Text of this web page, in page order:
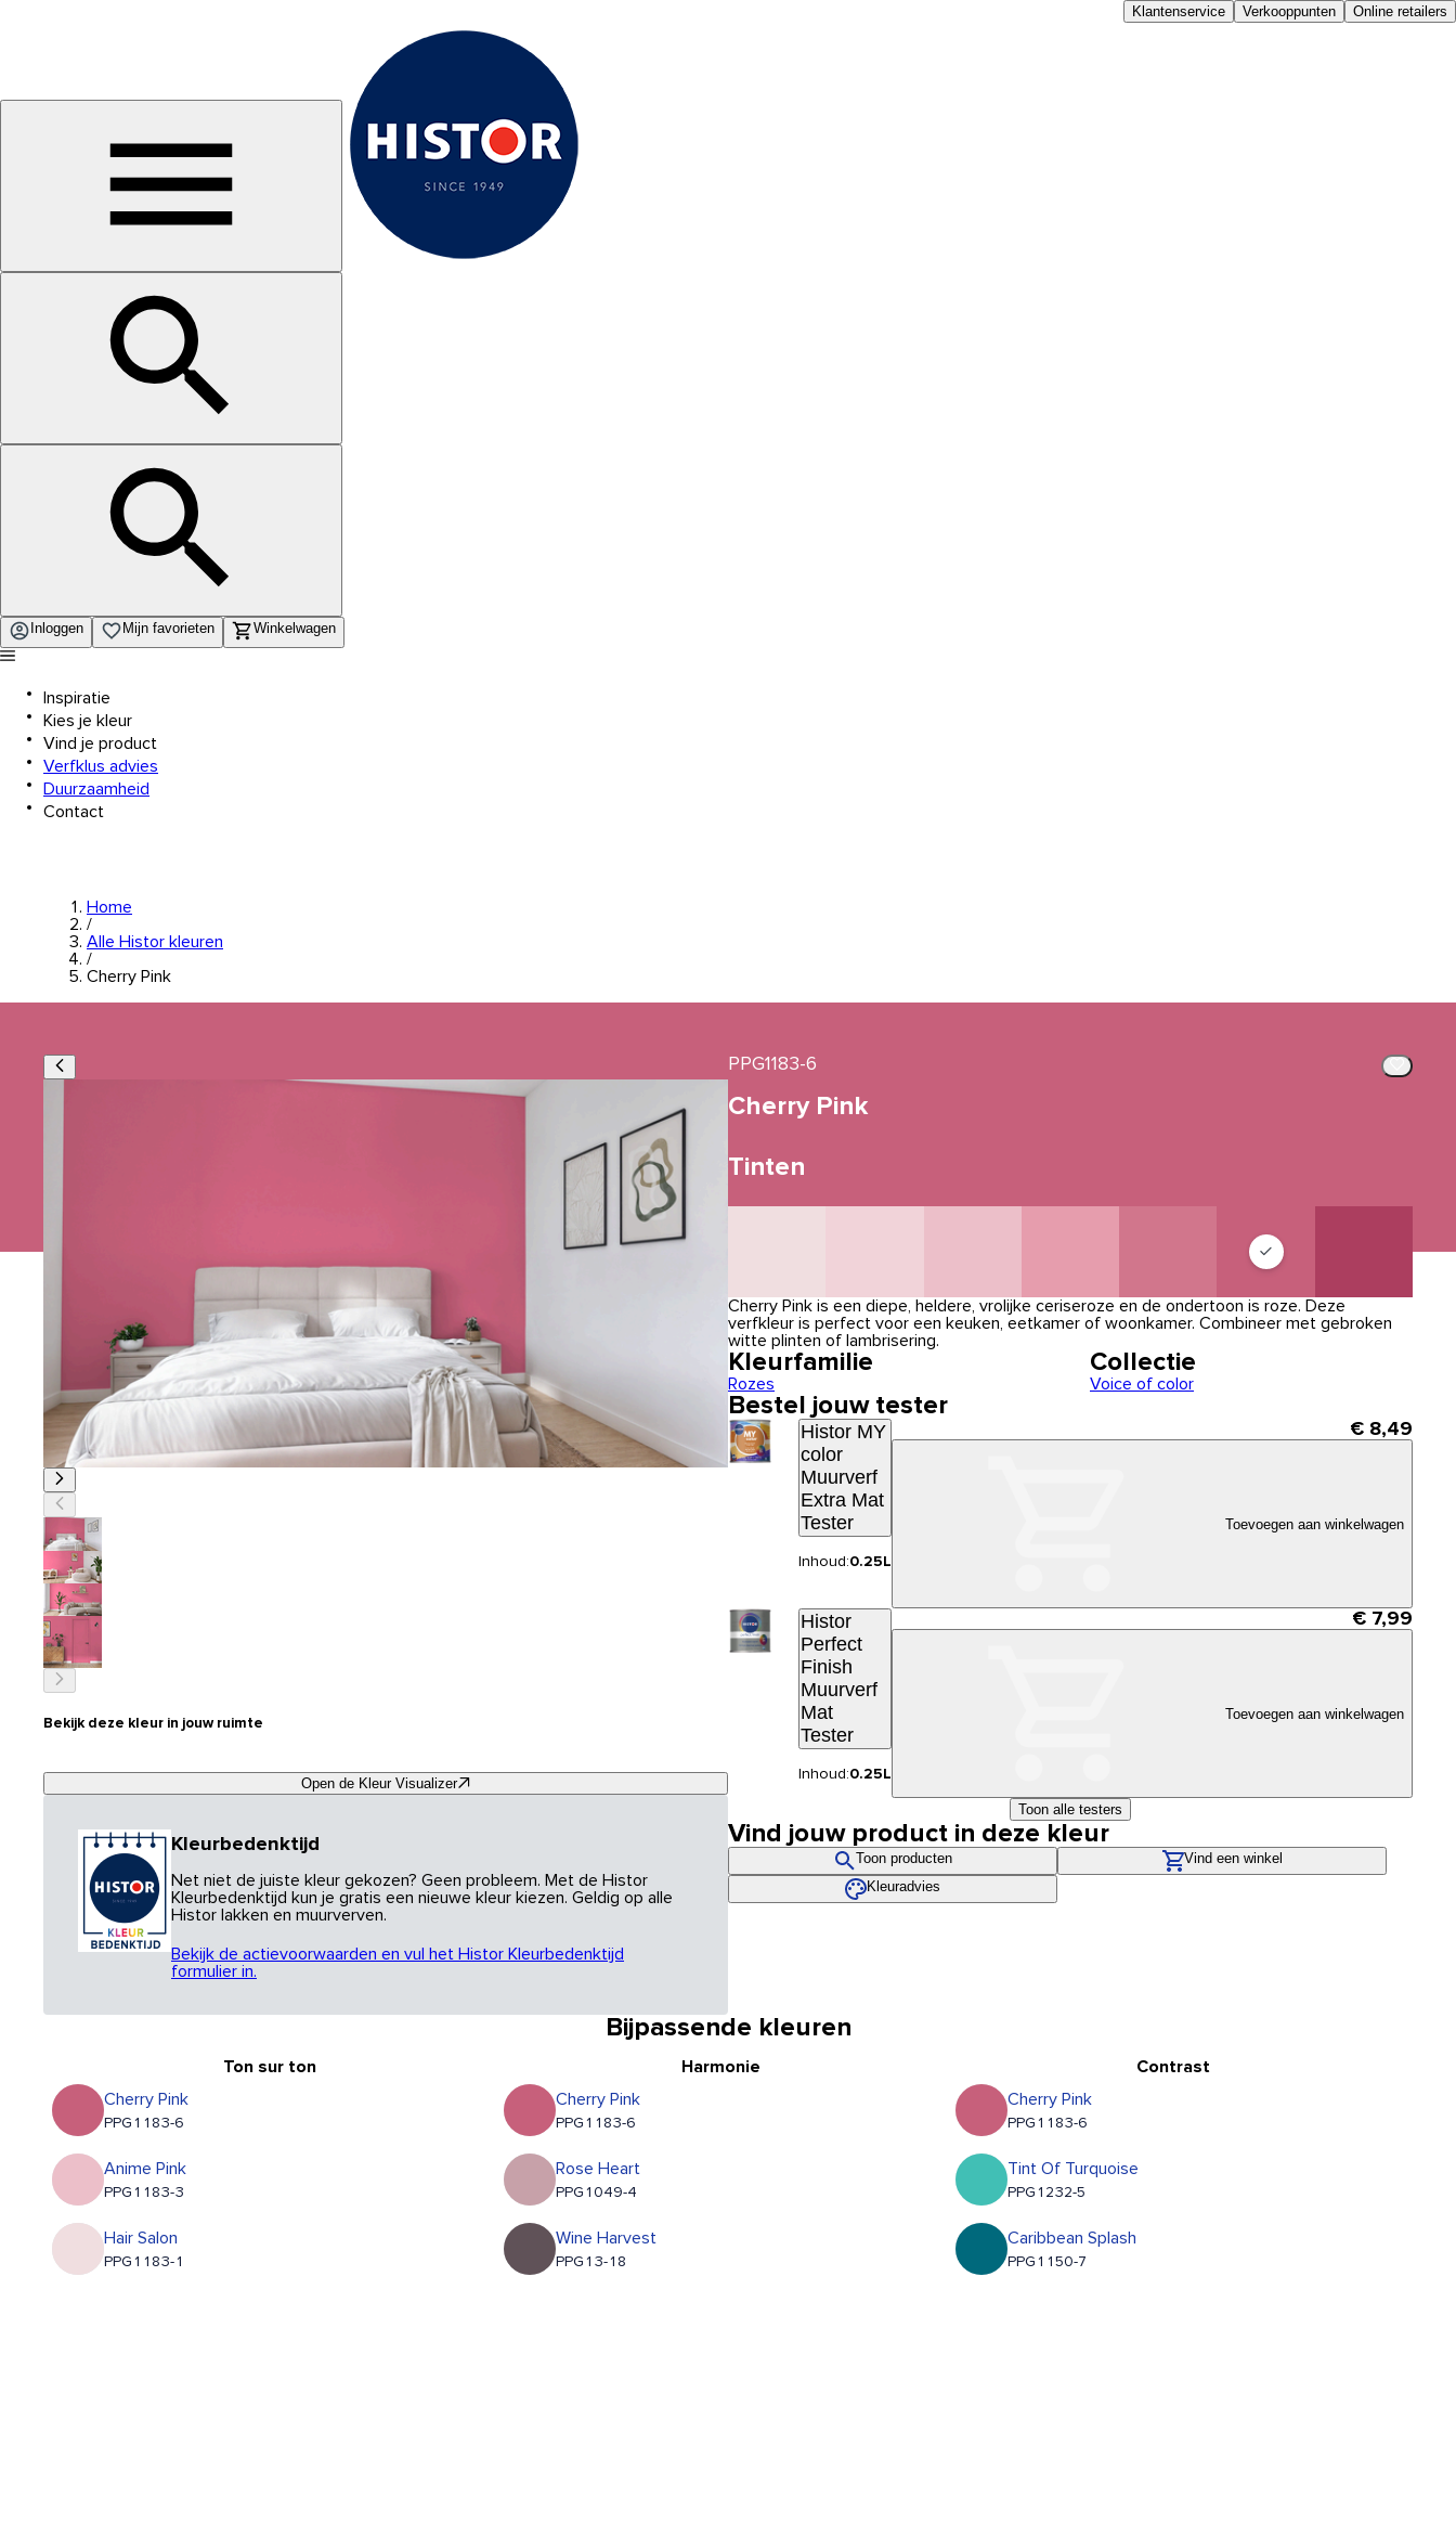
Klantenservice Verkooppunten Online retailers
Inloggen Mijn favorieten Winkelwagen
Inspiratie
Kies je kleur
Vind je product
Verfklus advies
Duurzaamheid
Contact
Home
/
Alle Histor kleuren
/
Cherry Pink
Bekijk deze kleur in jouw ruimte
Open de Kleur Visualizer
Kleurbedenktijd
Net niet de juiste kleur gekozen? Geen probleem. Met de Histor
Kleurbedenktijd kun je gratis een nieuwe kleur kiezen. Geldig op alle
Histor lakken en muurverven.
Bekijk de actievoorwaarden en vul het Histor Kleurbedenktijd
formulier in.
PPG1183-6
Cherry Pink
Tinten
Cherry Pink is een diepe, heldere, vrolijke ceriseroze en de ondertoon is roze. Deze
verfkleur is perfect voor een keuken, eetkamer of woonkamer. Combineer met gebroken
witte plinten of lambrisering.
Kleurfamilie
Rozes
Collectie
Voice of color
Bestel jouw tester
Histor MY
color
Muurverf
Extra Mat
Tester
Inhoud:0.25L
€ 8,49
Toevoegen aan winkelwagen
Histor
Perfect
Finish
Muurverf
Mat
Tester
Inhoud:0.25L
€ 7,99
Toevoegen aan winkelwagen
Toon alle testers
Vind jouw product in deze kleur
Toon producten
Vind een winkel
Kleuradvies
Bijpassende kleuren
Ton sur ton
Cherry Pink
PPG1183-6
Anime Pink
PPG1183-3
Hair Salon
PPG1183-1
Harmonie
Cherry Pink
PPG1183-6
Rose Heart
PPG1049-4
Wine Harvest
PPG13-18
Contrast
Cherry Pink
PPG1183-6
Tint Of Turquoise
PPG1232-5
Caribbean Splash
PPG1150-7